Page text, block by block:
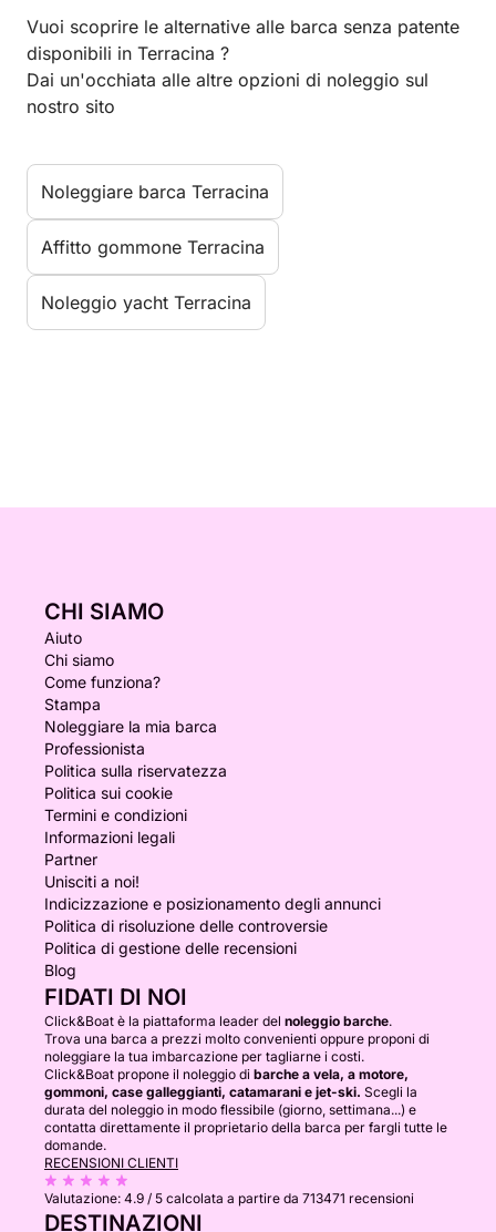
Vuoi scoprire le alternative alle barca senza patente
disponibili in Terracina ?
Dai un'occhiata alle altre opzioni di noleggio sul
nostro sito
Noleggiare barca Terracina
Affitto gommone Terracina
Noleggio yacht Terracina
CHI SIAMO
Aiuto
Chi siamo
Come funziona?
Stampa
Noleggiare la mia barca
Professionista
Politica sulla riservatezza
Politica sui cookie
Termini e condizioni
Informazioni legali
Partner
Unisciti a noi!
Indicizzazione e posizionamento degli annunci
Politica di risoluzione delle controversie
Politica di gestione delle recensioni
Blog
FIDATI DI NOI
Click&Boat è la piattaforma leader del noleggio barche.
Trova una barca a prezzi molto convenienti oppure proponi di
noleggiare la tua imbarcazione per tagliarne i costi.
Click&Boat propone il noleggio di barche a vela, a motore,
gommoni, case galleggianti, catamarani e jet-ski. Scegli la
durata del noleggio in modo flessibile (giorno, settimana...) e
contatta direttamente il proprietario della barca per fargli tutte le
domande.
RECENSIONI CLIENTI
Valutazione: 4.9 / 5 calcolata a partire da 713471 recensioni
DESTINAZIONI